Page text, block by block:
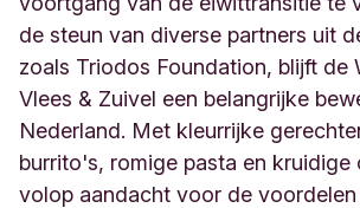
de steun van diverse partners uit
zoals Triodos Foundation, blĳft de
Vlees & Zuivel een belangrĳke
Nederland. Met kleurrĳke
burrito's, romige pasta en kruidige
volop aandacht voor de voordelen